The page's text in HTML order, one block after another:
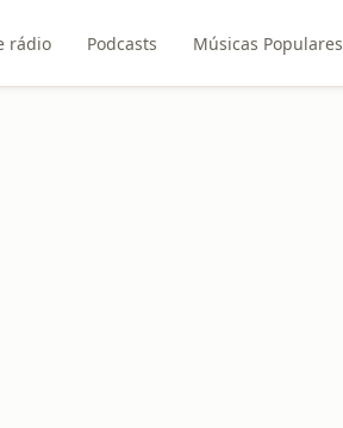
rádio Podcasts Músicas Populares